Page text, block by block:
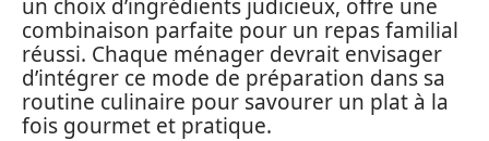
un choix d’ingrédients judicieux, offre une
combinaison parfaite pour un repas familial
réussi. Chaque ménager devrait envisager
d’intégrer ce mode de préparation dans sa
routine culinaire pour savourer un plat à la
fois gourmet et pratique.